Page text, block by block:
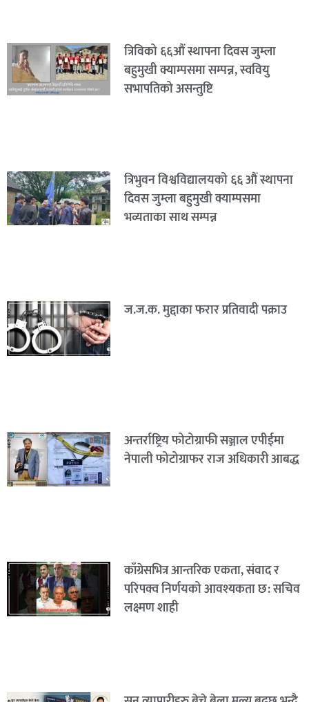
त्रिविको ६६औं स्थापना दिवस जुम्ला
बहुमुखी क्याम्पसमा सम्पन्न, स्ववियु
सभापतिको असन्तुष्टि
त्रिभुवन विश्वविद्यालयको ६६ औं स्थापना
दिवस जुम्ला बहुमुखी क्याम्पसमा
भव्यताका साथ सम्पन्न
ज.ज.क. मुद्दाका फरार प्रतिवादी पक्राउ
अन्तर्राष्ट्रिय फोटोग्राफी सञ्जाल एपीईमा
नेपाली फोटोग्राफर राज अधिकारी आबद्ध
काँग्रेसभित्र आन्तरिक एकता, संवाद र
परिपक्व निर्णयको आवश्यकता छ: सचिव
लक्ष्मण शाही